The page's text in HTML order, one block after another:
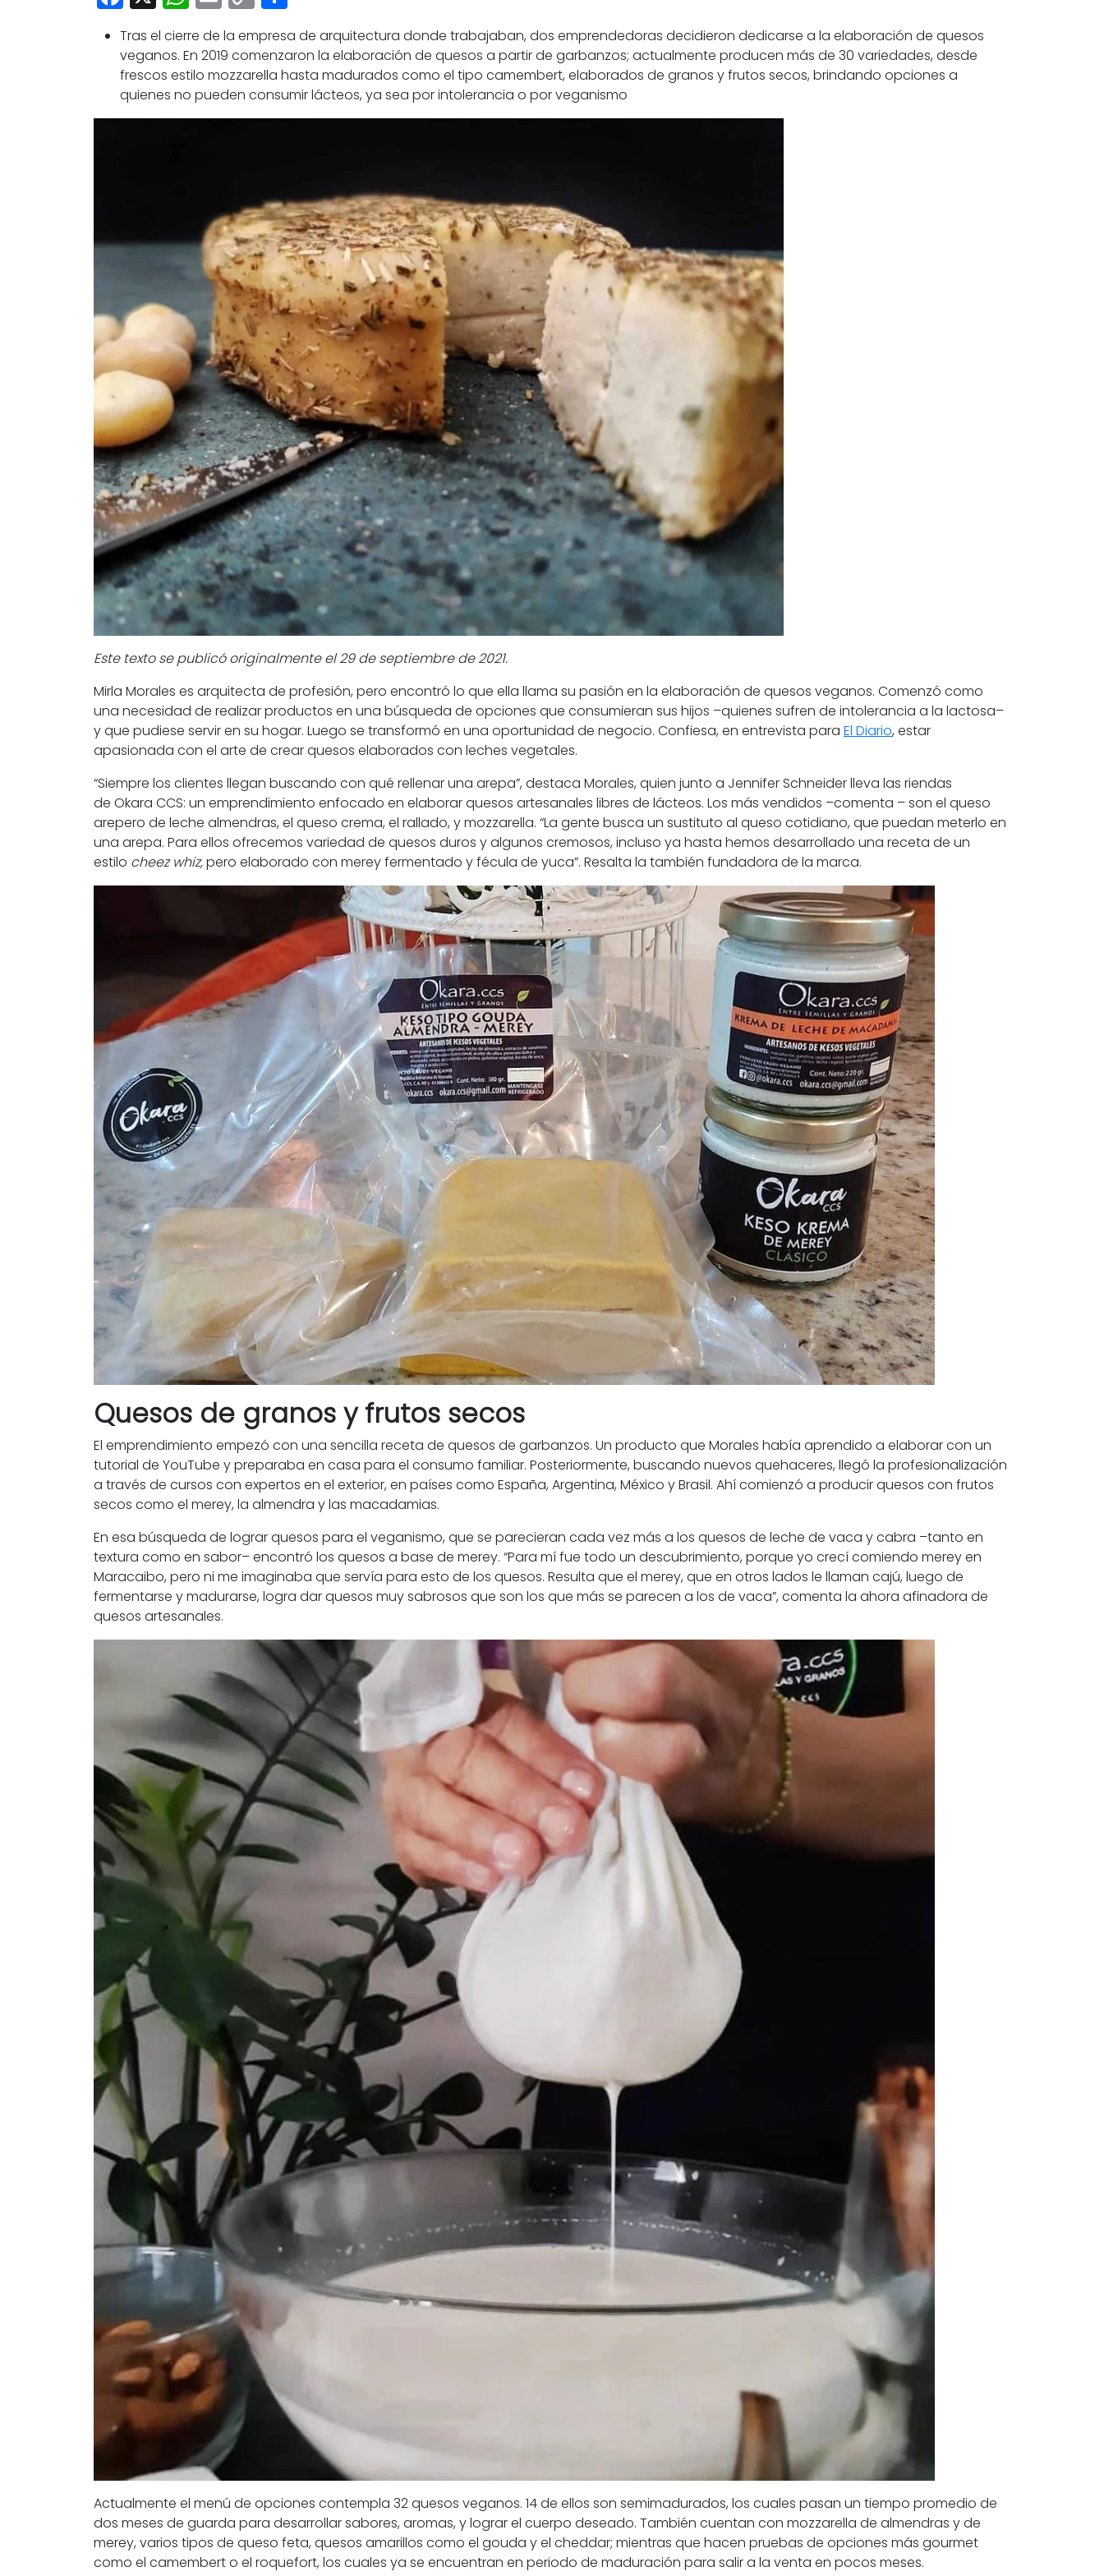
Link
Tras el cierre de la empresa de arquitectura donde trabajaban, dos emprendedoras decidieron dedicarse a la elaboración de quesos
veganos. En 2019 comenzaron la elaboración de quesos a partir de garbanzos; actualmente producen más de 30 variedades, desde
frescos estilo mozzarella hasta madurados como el tipo camembert, elaborados de granos y frutos secos, brindando opciones a
quienes no pueden consumir lácteos, ya sea por intolerancia o por veganismo
Este texto se publicó originalmente el 29 de septiembre de 2021.
Mirla Morales es arquitecta de profesión, pero encontró lo que ella llama su pasión en la elaboración de quesos veganos. Comenzó como
una necesidad de realizar productos en una búsqueda de opciones que consumieran sus hijos –quienes sufren de intolerancia a la lactosa–
y que pudiese servir en su hogar. Luego se transformó en una oportunidad de negocio. Confiesa, en entrevista para El Diario, estar
apasionada con el arte de crear quesos elaborados con leches vegetales.
“Siempre los clientes llegan buscando con qué rellenar una arepa”, destaca Morales, quien junto a Jennifer Schneider lleva las riendas
de Okara CCS: un emprendimiento enfocado en elaborar quesos artesanales libres de lácteos. Los más vendidos –comenta – son el queso
arepero de leche almendras, el queso crema, el rallado, y mozzarella. “La gente busca un sustituto al queso cotidiano, que puedan meterlo en
una arepa. Para ellos ofrecemos variedad de quesos duros y algunos cremosos, incluso ya hasta hemos desarrollado una receta de un
estilo cheez whiz,pero elaborado con merey fermentado y fécula de yuca”. Resalta la también fundadora de la marca.
Quesos de granos y frutos secos
El emprendimiento empezó con una sencilla receta de quesos de garbanzos. Un producto que Morales había aprendido a elaborar con un
tutorial de YouTube y preparaba en casa para el consumo familiar. Posteriormente, buscando nuevos quehaceres, llegó la profesionalización
a través de cursos con expertos en el exterior, en países como España, Argentina, México y Brasil. Ahí comienzó a producir quesos con frutos
secos como el merey, la almendra y las macadamias.
En esa búsqueda de lograr quesos para el veganismo, que se parecieran cada vez más a los quesos de leche de vaca y cabra –tanto en
textura como en sabor– encontró los quesos a base de merey. “Para mí fue todo un descubrimiento, porque yo crecí comiendo merey en
Maracaibo, pero ni me imaginaba que servía para esto de los quesos. Resulta que el merey, que en otros lados le llaman cajú, luego de
fermentarse y madurarse, logra dar quesos muy sabrosos que son los que más se parecen a los de vaca”, comenta la ahora afinadora de
quesos artesanales.
Actualmente el menú de opciones contempla 32 quesos veganos. 14 de ellos son semimadurados, los cuales pasan un tiempo promedio de
dos meses de guarda para desarrollar sabores, aromas, y lograr el cuerpo deseado. También cuentan con mozzarella de almendras y de
merey, varios tipos de queso feta, quesos amarillos como el gouda y el cheddar; mientras que hacen pruebas de opciones más gourmet
como el camembert o el roquefort, los cuales ya se encuentran en periodo de maduración para salir a la venta en pocos meses.